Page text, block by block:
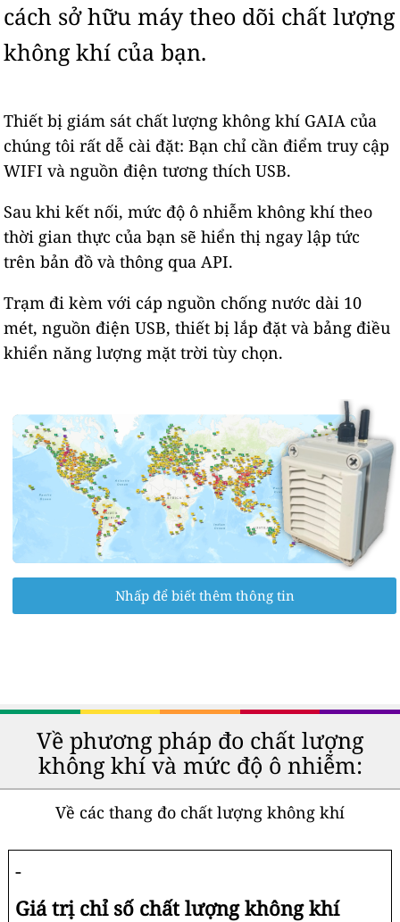
cách sở hữu máy theo dõi chất lượng
không khí của bạn.
Thiết bị giám sát chất lượng không khí GAIA của
chúng tôi rất dễ cài đặt: Bạn chỉ cần điểm truy cập
WIFI và nguồn điện tương thích USB.
Sau khi kết nối, mức độ ô nhiễm không khí theo
thời gian thực của bạn sẽ hiển thị ngay lập tức
trên bản đồ và thông qua API.
Trạm đi kèm với cáp nguồn chống nước dài 10
mét, nguồn điện USB, thiết bị lắp đặt và bảng điều
khiển năng lượng mặt trời tùy chọn.
Nhấp để biết thêm thông tin
Về phương pháp đo chất lượng
không khí và mức độ ô nhiễm:
Về các thang đo chất lượng không khí
-
Giá trị chỉ số chất lượng không khí